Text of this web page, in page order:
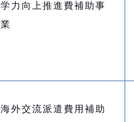
学力向上推進費補助事
業
海外交流派遣費用補助